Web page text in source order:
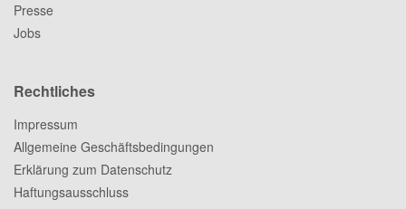
Presse
Jobs
Rechtliches
Impressum
Allgemeine Geschäftsbedingungen
Erklärung zum Datenschutz
Haftungsausschluss